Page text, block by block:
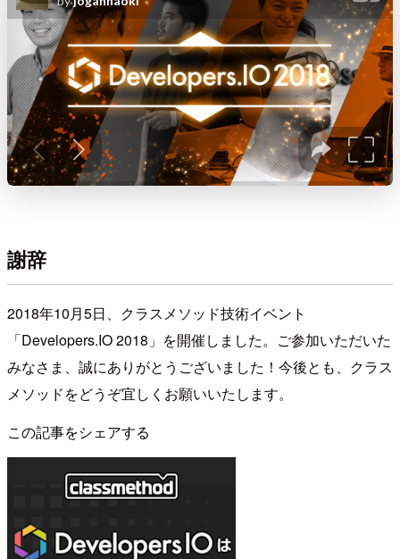
謝辞
2018年10月5日、クラスメソッド技術イベント
「Developers.IO 2018」を開催しました。ご参加いただいた
みなさま、誠にありがとうございました！今後とも、クラス
メソッドをどうぞ宜しくお願いいたします。
この記事をシェアする